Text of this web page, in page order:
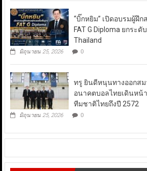
“บิ๊กหยิม” เปิดอบรมผู้
FAT G Diploma ยกระ
Thailand
มิถุนายน 25, 2026 0
ทรู ยินดีหนุนทางออกส
อนาคตบอลไทยเดินหน้
ทีมชาติไทยถึงปี 2572
มิถุนายน 25, 2026 0